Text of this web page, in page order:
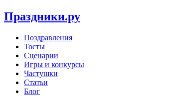
Праздники.ру
Поздравления
Тосты
Сценарии
Игры и конкурсы
Частушки
Статьи
Блог